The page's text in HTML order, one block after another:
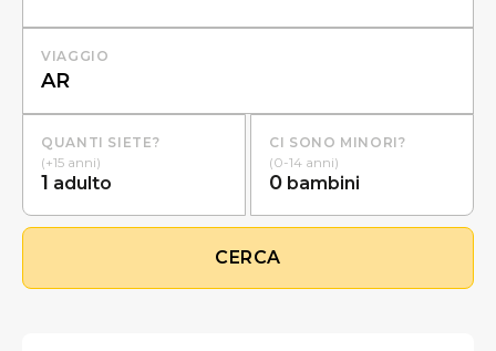
VIAGGIO
QUANTI SIETE?
(+15 anni)
1 adulto
CI SONO MINORI?
(0-14 anni)
0 bambini
CERCA